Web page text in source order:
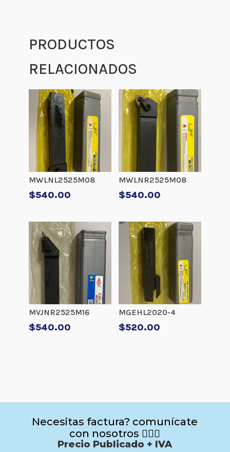
PRODUCTOS
RELACIONADOS
MWLNL2525M08
$540.00
MWLNR2525M08
$540.00
MVJNR2525M16
$540.00
MGEHL2020-4
$520.00
Necesitas factura? comunícate
con nosotros 🙋🏻‍♂️
Precio Publicado + IVA